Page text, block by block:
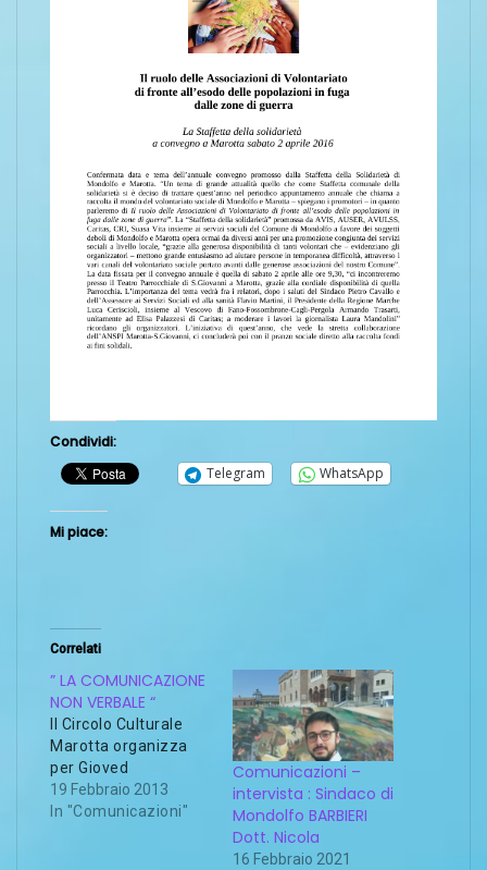
Condividi:
Telegram
WhatsApp
Mi piace:
Correlati
” LA COMUNICAZIONE
NON VERBALE “
Il Circolo Culturale
Marotta organizza
per Gioved
19 Febbraio 2013
In "Comunicazioni"
Comunicazioni –
intervista : Sindaco di
Mondolfo BARBIERI
Dott. Nicola
16 Febbraio 2021